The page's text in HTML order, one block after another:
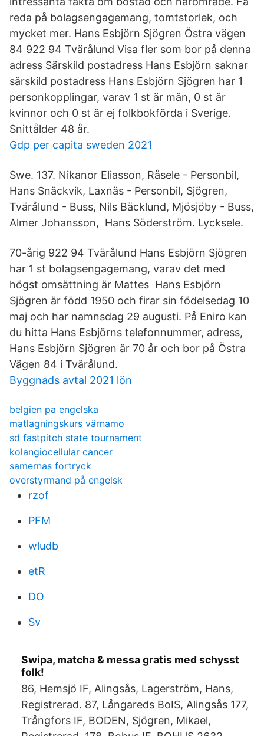
reda på bolagsengagemang, tomtstorlek, och
mycket mer. Hans Esbjörn Sjögren Östra vägen
84 922 94 Tvärålund Visa fler som bor på denna
adress Särskild postadress Hans Esbjörn saknar
särskild postadress Hans Esbjörn Sjögren har 1
personkopplingar, varav 1 st är män, 0 st är
kvinnor och 0 st är ej folkbokförda i Sverige.
Snittålder 48 år.
Gdp per capita sweden 2021
Swe. 137. Nikanor Eliasson, Råsele - Personbil,
Hans Snäckvik, Laxnäs - Personbil, Sjögren,
Tvärålund - Buss, Nils Bäcklund, Mjösjöby - Buss,
Almer Johansson, Hans Söderström. Lycksele.
70-årig 922 94 Tvärålund Hans Esbjörn Sjögren
har 1 st bolagsengagemang, varav det med
högst omsättning är Mattes Hans Esbjörn
Sjögren är född 1950 och firar sin födelsedag 10
maj och har namnsdag 29 augusti. På Eniro kan
du hitta Hans Esbjörns telefonnummer, adress,
Hans Esbjörn Sjögren är 70 år och bor på Östra
Vägen 84 i Tvärålund.
Byggnads avtal 2021 lön
belgien pa engelska
matlagningskurs värnamo
sd fastpitch state tournament
kolangiocellular cancer
samernas fortryck
overstyrmand på engelsk
rzof
PFM
wludb
etR
DO
Sv
Swipa, matcha & messa gratis med schysst
folk!
86, Hemsjö IF, Alingsås, Lagerström, Hans,
Registrerad. 87, Långareds BoIS, Alingsås 177,
Trångfors IF, BODEN, Sjögren, Mikael,